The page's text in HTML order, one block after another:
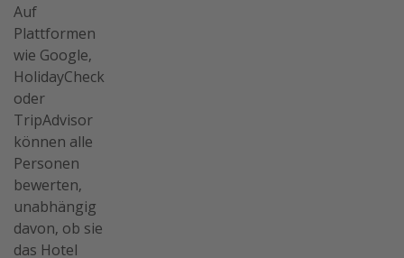
Auf
Plattformen
wie Google,
HolidayCheck
oder
TripAdvisor
können alle
Personen
bewerten,
unabhängig
davon, ob sie
das Hotel